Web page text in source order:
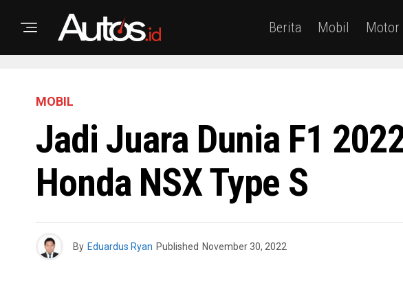
Berita Mobil Motor
MOBIL
Jadi Juara Dunia F1
Honda NSX Type S
By Eduardus Ryan Published November 30, 2022